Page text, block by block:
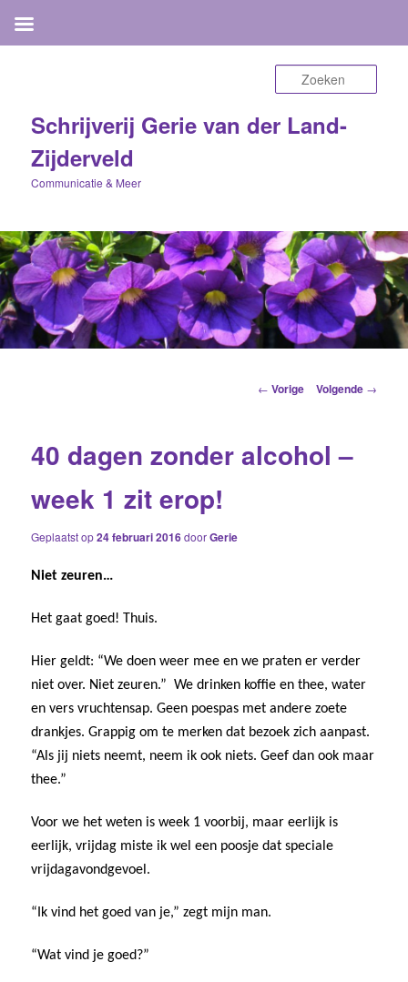
Schrijverij Gerie van der Land-
Zijderveld
Communicatie & Meer
Berichtnavigatie
← Vorige Volgende →
40 dagen zonder alcohol –
week 1 zit erop!
Geplaatst op24 februari 2016doorGerie
Niet zeuren…
Het gaat goed! Thuis.
Hier geldt: “We doen weer mee en we praten er verder
niet over. Niet zeuren.” We drinken koffie en thee, water
en vers vruchtensap. Geen poespas met andere zoete
drankjes. Grappig om te merken dat bezoek zich aanpast.
“Als jij niets neemt, neem ik ook niets. Geef dan ook maar
thee.”
Voor we het weten is week 1 voorbij, maar eerlijk is
eerlijk, vrijdag miste ik wel een poosje dat speciale
vrijdagavondgevoel.
“Ik vind het goed van je,” zegt mijn man.
“Wat vind je goed?”